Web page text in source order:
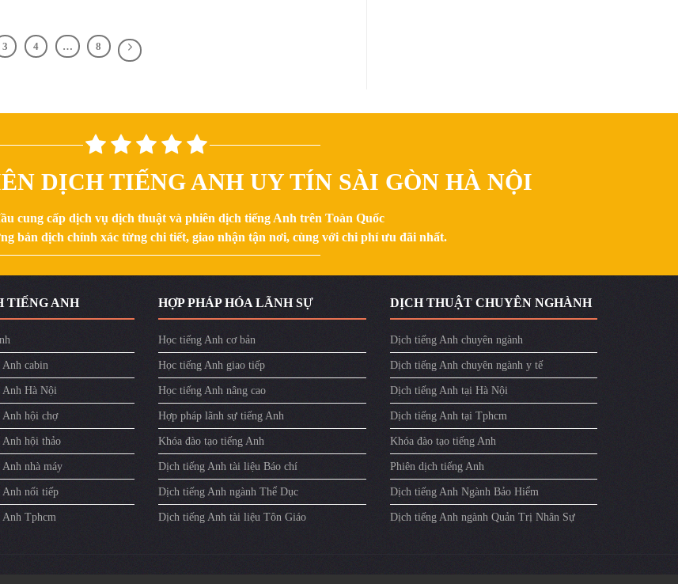
3 4 … 8
DỊCH TIẾNG ANH UY TÍN SÀI GÒN HÀ NỘI
cung cấp dịch vụ dịch thuật và phiên dịch tiếng Anh trên Toàn Quốc
bản dịch chính xác từng chi tiết, giao nhận tận nơi, cùng với chi phí ưu đãi nhất.
TIẾNG ANH
cabin
Anh Hà Nội
Anh hội chợ
hội thảo
nhà máy
Anh nối tiếp
Anh Tphcm
HỢP PHÁP HÓA LÃNH SỰ
Học tiếng Anh cơ bản
Học tiếng Anh giao tiếp
Học tiếng Anh nâng cao
Hợp pháp lãnh sự tiếng Anh
Khóa đào tạo tiếng Anh
Dịch tiếng Anh tài liệu Báo chí
Dịch tiếng Anh ngành Thể Dục
Dịch tiếng Anh tài liệu Tôn Giáo
DỊCH THUẬT CHUYÊN NGHÀNH
Dịch tiếng Anh chuyên ngành
Dịch tiếng Anh chuyên ngành y tế
Dịch tiếng Anh tại Hà Nội
Dịch tiếng Anh tại Tphcm
Khóa đào tạo tiếng Anh
Phiên dịch tiếng Anh
Dịch tiếng Anh Ngành Bảo Hiểm
Dịch tiếng Anh ngành Quản Trị Nhân Sự